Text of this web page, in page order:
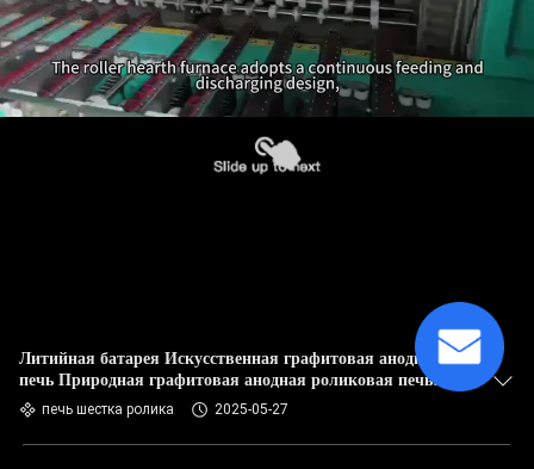
Литийная батарея Искусственная графитовая анодная
печь Природная графитовая анодная роликовая печь
Карбонизация печь
печь шестка ролика 2025-05-27